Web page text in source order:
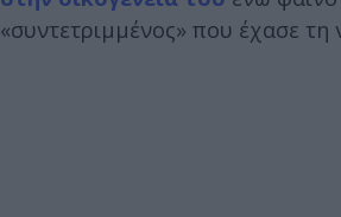
«συντετριμμένος» που έχασε τη